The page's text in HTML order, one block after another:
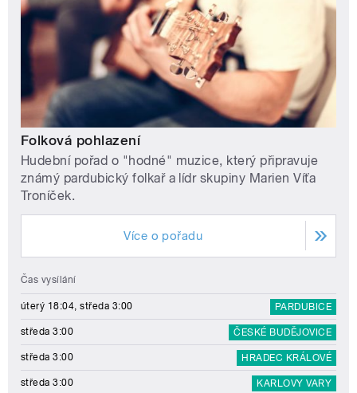
Folková pohlazení
Hudební pořad o "hodné" muzice, který připravuje
známý pardubický folkař a lídr skupiny Marien Víťa
Troníček.
Více o pořadu
Čas vysílání
úterý 18:04, středa 3:00 PARDUBICE
středa 3:00 ČESKÉ BUDĚJOVICE
středa 3:00 HRADEC KRÁLOVÉ
středa 3:00 KARLOVY VARY